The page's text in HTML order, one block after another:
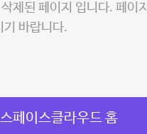
제된 페이지 입니다. 페이지
기 바랍니다.
스페이스클라우드 홈